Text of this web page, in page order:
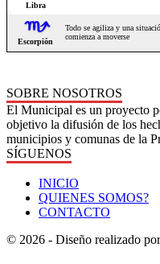
SOBRE NOSOTROS
El Municipal es un proyecto
objetivo la difusión de los
municipios y comunas de la
SÍGUENOS
INICIO
QUIENES SOMOS?
CONTACTO
© 2026 - Diseño realizado